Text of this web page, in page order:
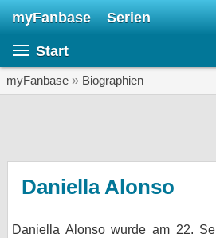
myFanbase Serien
Start
myFanbase » Biographien
Daniella Alonso
Daniella Alonso wurde am 22.
KULTUR